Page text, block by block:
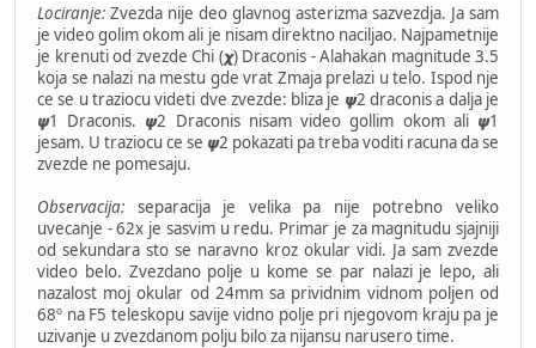
Lociranje: Zvezda nije deo glavnog asterizma sazvezdja. Ja sam
je video golim okom ali je nisam direktno naciljao. Najpametnije
je krenuti od zvezde Chi (𝟀) Draconis - Alahakan magnitude 3.5
koja se nalazi na mestu gde vrat Zmaja prelazi u telo. Ispod nje
ce se u traziocu videti dve zvezde: bliza je 𝟁2 draconis a dalja je
𝟁1 Draconis. 𝟁2 Draconis nisam video gollim okom ali 𝟁1
jesam. U traziocu ce se 𝟁2 pokazati pa treba voditi racuna da se
zvezde ne pomesaju.
Observacija: separacija je velika pa nije potrebno veliko
uvecanje - 62x je sasvim u redu. Primar je za magnitudu sjajniji
od sekundara sto se naravno kroz okular vidi. Ja sam zvezde
video belo. Zvezdano polje u kome se par nalazi je lepo, ali
nazalost moj okular od 24mm sa prividnim vidnom poljen od
68º na F5 teleskopu savije vidno polje pri njegovom kraju pa je
uzivanje u zvezdanom polju bilo za nijansu narusero time.